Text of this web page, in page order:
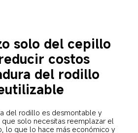
solo del cepillo
costos
del rodillo
del rodillo es desmontable y
solo necesitas reemplazar el
lo que lo hace más económico y